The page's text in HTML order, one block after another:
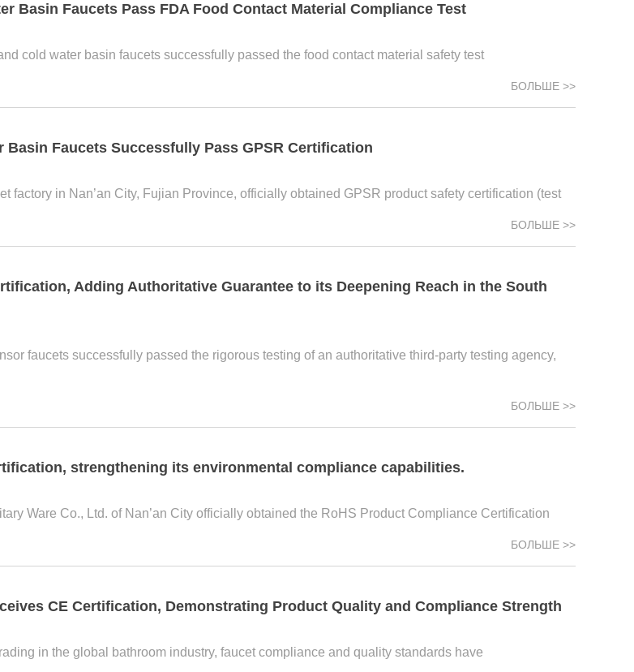
Basin Faucets Pass FDA Food Contact Material Compliance Test
cold water basin faucets successfully passed the food contact material safety test
БОЛЬШЕ >>
Basin Faucets Successfully Pass GPSR Certification
factory in Nan’an City, Fujian Province, officially obtained GPSR product safety certification (test
БОЛЬШЕ >>
Adding Authoritative Guarantee to its Deepening Reach in the South
faucets successfully passed the rigorous testing of an authoritative third-party testing agency,
БОЛЬШЕ >>
strengthening its environmental compliance capabilities.
Ware Co., Ltd. of Nan’an City officially obtained the RoHS Product Compliance Certification
БОЛЬШЕ >>
CE Certification, Demonstrating Product Quality and Compliance Strength
in the global bathroom industry, faucet compliance and quality standards have